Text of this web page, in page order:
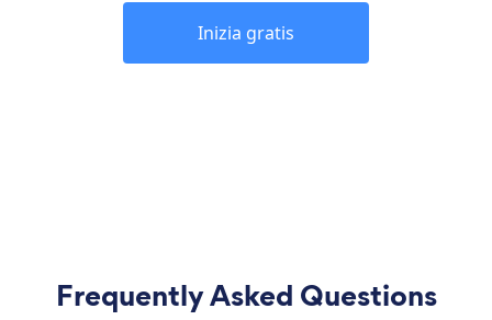
Inizia gratis
Frequently Asked Questions